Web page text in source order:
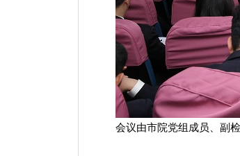
会议由市院党组成员、副